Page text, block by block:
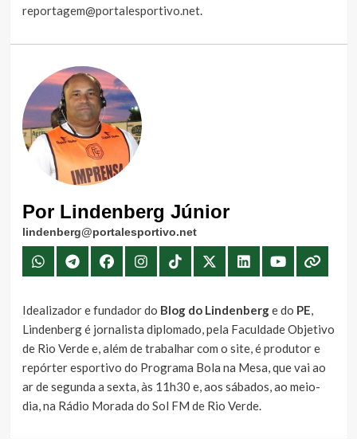
reportagem@portalesportivo.net.
Por Lindenberg Júnior
lindenberg@portalesportivo.net
Idealizador e fundador do Blog do Lindenberge do PE,
Lindenberg é jornalista diplomado, pela Faculdade Objetivo
de Rio Verde e, além de trabalhar com o site, é produtor e
repórter esportivo do Programa Bola na Mesa, que vai ao
ar de segunda a sexta, às 11h30 e, aos sábados, ao meio-
dia, na Rádio Morada do Sol FM de Rio Verde.